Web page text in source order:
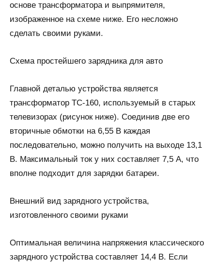
основе трансформатора и выпрямителя,
изображенное на схеме ниже. Его несложно
сделать своими руками.
Схема простейшего зарядника для авто
Главной деталью устройства является
трансформатор ТС-160, используемый в старых
телевизорах (рисунок ниже). Соединив две его
вторичные обмотки на 6,55 В каждая
последовательно, можно получить на выходе 13,1
В. Максимальный ток у них составляет 7,5 А, что
вполне подходит для зарядки батареи.
Внешний вид зарядного устройства,
изготовленного своими руками
Оптимальная величина напряжения классического
зарядного устройства составляет 14,4 В. Если